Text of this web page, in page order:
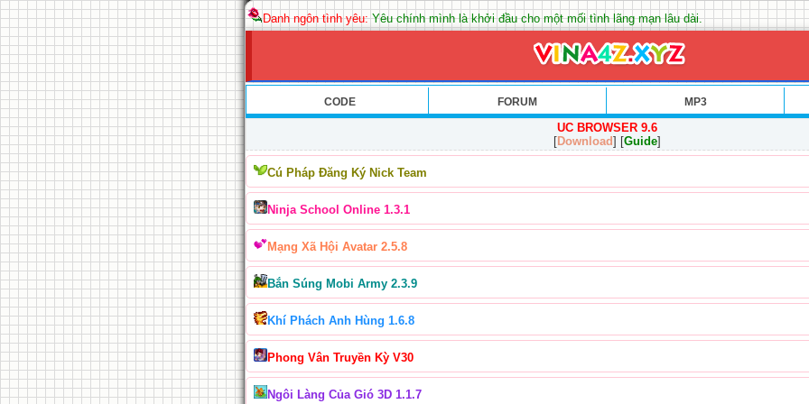
Danh ngôn tình yêu:Yêu chính mình là khởi đầu cho một mối tình lãng mạn lâu dài.
CODE FORUM MP3
UC BROWSER 9.6
[Download] [Guide]
Cú Pháp Đăng Ký Nick Team
Ninja School Online 1.3.1
Mạng Xã Hội Avatar 2.5.8
Bắn Súng Mobi Army 2.3.9
Khí Phách Anh Hùng 1.6.8
Phong Vân Truyền Kỳ V30
Ngôi Làng Của Gió 3D 1.1.7